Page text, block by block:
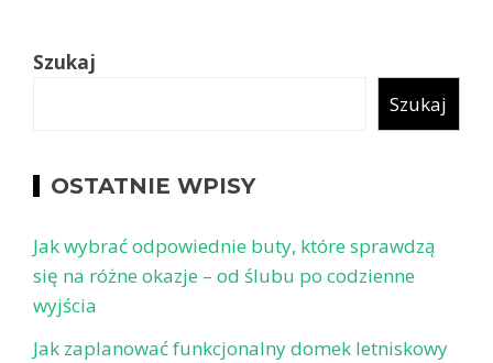
Szukaj
Szukaj
OSTATNIE WPISY
Jak wybrać odpowiednie buty, które sprawdzą
się na różne okazje – od ślubu po codzienne
wyjścia
Jak zaplanować funkcjonalny domek letniskowy